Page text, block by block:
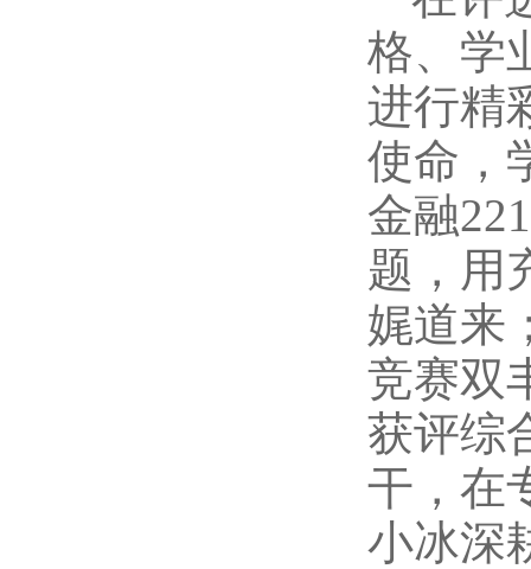
格、学
进行精
使命，
金融
题，用
娓道来
竞赛双
获评综
干，在
小冰深